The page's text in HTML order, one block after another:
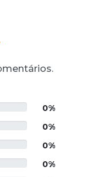
0%
0%
0%
0%